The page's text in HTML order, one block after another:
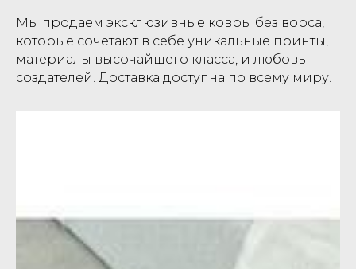
Мы продаем эксклюзивные ковры без ворса,
которые сочетают в себе уникальные принты,
материалы высочайшего класса, и любовь
создателей. Доставка доступна по всему миру.